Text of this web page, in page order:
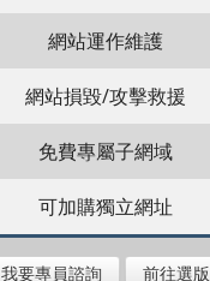
網站運作維護
網站損毀/攻擊救援
免費專屬子網域
可加購獨立網址
我要專員諮詢 前往選版